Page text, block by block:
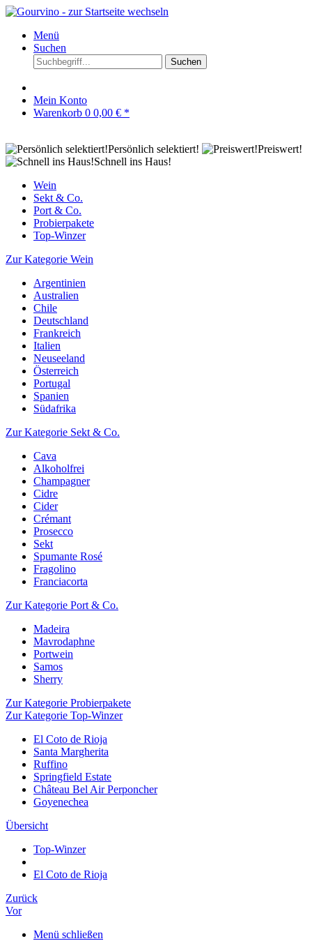
Menü
Suchen
Suchen
Mein Konto
Warenkorb 0 0,00 € *
Persönlich selektiert!
Preiswert!
Schnell ins Haus!
Wein
Sekt & Co.
Port & Co.
Probierpakete
Top-Winzer
Zur Kategorie Wein
Argentinien
Australien
Chile
Deutschland
Frankreich
Italien
Neuseeland
Österreich
Portugal
Spanien
Südafrika
Zur Kategorie Sekt & Co.
Cava
Alkoholfrei
Champagner
Cidre
Cider
Crémant
Prosecco
Sekt
Spumante Rosé
Fragolino
Franciacorta
Zur Kategorie Port & Co.
Madeira
Mavrodaphne
Portwein
Samos
Sherry
Zur Kategorie Probierpakete
Zur Kategorie Top-Winzer
El Coto de Rioja
Santa Margherita
Ruffino
Springfield Estate
Château Bel Air Perponcher
Goyenechea
Übersicht
Top-Winzer
El Coto de Rioja
Zurück
Vor
Menü schließen